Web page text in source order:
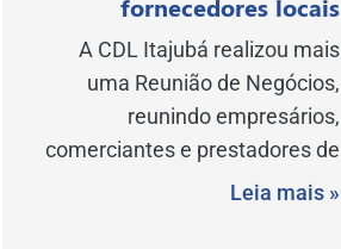
fornecedores locais
A CDL Itajubá realizou mais
uma Reunião de Negócios,
reunindo empresários,
comerciantes e prestadores de
Leia mais »